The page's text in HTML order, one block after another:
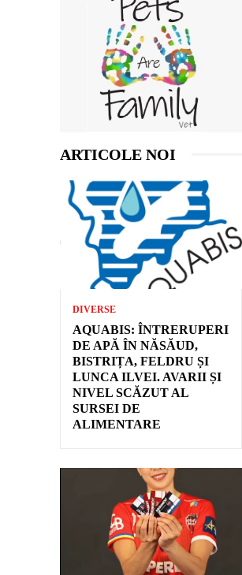
ARTICOLE NOI
DIVERSE
AQUABIS: ÎNTRERUPERI
DE APĂ ÎN NĂSĂUD,
BISTRIȚA, FELDRU ȘI
LUNCA ILVEI. AVARII ȘI
NIVEL SCĂZUT AL
SURSEI DE
ALIMENTARE